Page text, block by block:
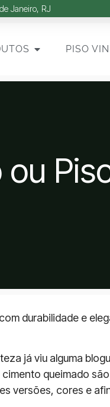
Janeiro, RJ
PISO
durabilidade e
já viu alguma
queimado
versões, cores e